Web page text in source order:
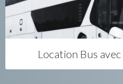
Location Bus